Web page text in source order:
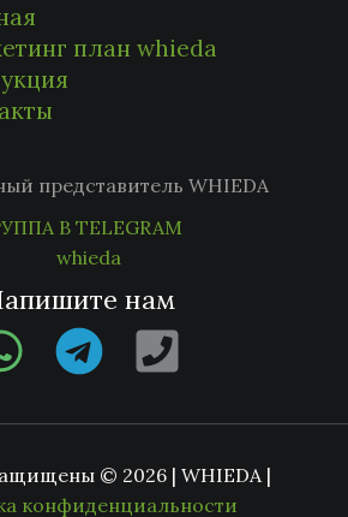
план whieda
представитель WHIEDA
В TELEGRAM
нам
© 2026 | WHIEDA |
конфиденциальности